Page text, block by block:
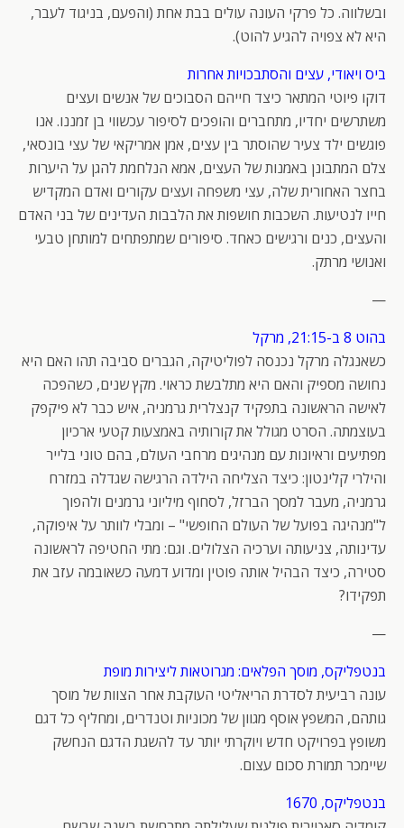
ובשלווה. כל פרקי העונה עולים בבת אחת (והפעם, בניגוד לעבר,
היא לא צפויה להגיע להוט).
ביס ויאודי, עצים והסתבכויות אחרות
דוקו פיוטי המתאר כיצד חייהם הסבוכים של אנשים ועצים
משתרשים יחדיו, מתחברים והופכים לסיפור עכשווי בן זמננו. אנו
פוגשים ילד צעיר שהוסתר בין עצים, אמן אמריקאי של עצי בונסאי,
צלם המתבונן באמנות של העצים, אמא הנלחמת להגן על היערות
בחצר האחורית שלה, עצי משפחה ועצים עקורים ואדם המקדיש
חייו לנטיעות. השכבות חושפות את הלבבות העדינים של בני האדם
והעצים, כנים ורגישים כאחד. סיפורים שמתפתחים למותחן טבעי
ואנושי מרתק.
—
בהוט 8 ב-21:15, מרקל
כשאנגלה מרקל נכנסה לפוליטיקה, הגברים סביבה תהו האם היא
נחושה מספיק והאם היא מתלבשת כראוי. מקץ שנים, כשהפכה
לאישה הראשונה בתפקיד קנצלרית גרמניה, איש כבר לא פיקפק
בעוצמתה. הסרט מגולל את קורותיה באמצעות קטעי ארכיון
מפתיעים וראיונות עם מנהיגים מרחבי העולם, בהם טוני בלייר
והילרי קלינטון: כיצד הצליחה הילדה הרגישה שגדלה במזרח
גרמניה, מעבר למסך הברזל, לסחוף מיליוני גרמנים ולהפוך
ל"מנהיגה בפועל של העולם החופשי" – ומבלי לוותר על איפוקה,
עדינותה, צניעותה וערכיה הצלולים. וגם: מתי החטיפה לראשונה
סטירה, כיצד הבהיל אותה פוטין ומדוע דמעה כשאובמה עזב את
תפקידו?
—
בנטפליקס, מוסך הפלאים: מגרוטאות ליצירות מופת
עונה רביעית לסדרת הריאליטי העוקבת אחר הצוות של מוסך
גותהם, המשפץ אוסף מגוון של מכוניות וטנדרים, ומחליף כל דגם
משופץ בפרויקט חדש ויוקרתי יותר עד להשגת הדגם הנחשק
שיימכר תמורת סכום עצום.
בנטפליקס, 1670